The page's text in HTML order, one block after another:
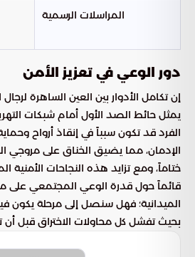
المراسلات الرسمية
دور الوعي في تعزيز الأمن
إن تكامل الأدوار بين العين الساهرة
يمثل حائط الصد الأول أمام شبكات
الفرد قد تكون سبباً في إنقاذ أرواح
الإدمان، مما يضيق الخناق على مروجي
ختاماً، ومع تزايد هذه النجاحات الأمنية
قائماً حول قدرة الوعي المجتمعي على
الميدانية؛ فهل سنصل إلى مرحلة يكون
بحيث تفشل كل محاولات الاختراق قبل أن